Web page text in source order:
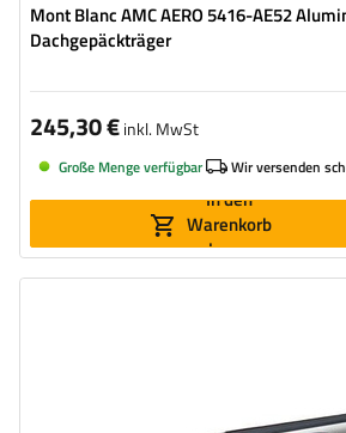
Mont Blanc AMC AERO 5416-AE52
Dachgepäckträger
245,30 €inkl. MwSt
Große Menge verfügbar Wir versenden
In den
Warenkorb
legen